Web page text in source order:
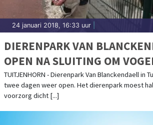
24 januari 2018, 16:33 uur
DIERENPARK VAN
OPEN NA SLUITING OM
TUITJENHORN - Dierenpark Van Blanckendaell in
twee dagen weer open. Het dierenpark moest
voorzorg dicht [...]